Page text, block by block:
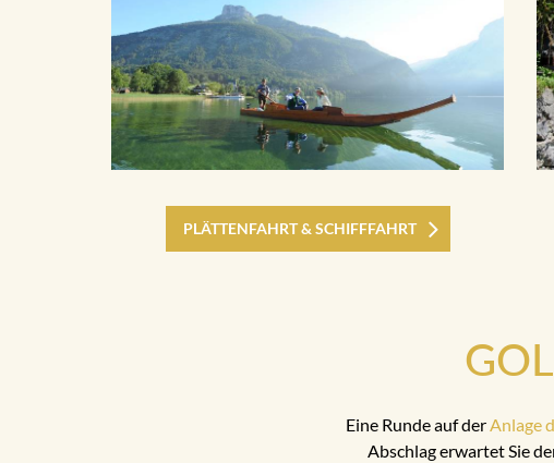
PLÄTTENFAHRT & SCHIFFFAHRT
Eine Runde auf derAnlage
Abschlag erwartet Sie